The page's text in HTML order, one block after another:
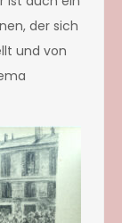
der sich
und von